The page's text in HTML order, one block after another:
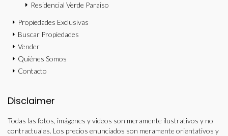
Residencial Verde Paraiso
Propiedades Exclusivas
Buscar Propiedades
Vender
Quiénes Somos
Contacto
Disclaimer
Todas las fotos, imágenes y videos son meramente ilustrativos y no
contractuales. Los precios enunciados son meramente orientativos y